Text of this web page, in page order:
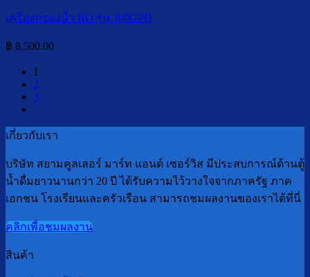
เครื่องกรองน้ำ RO รุ่น 400GPD
฿ 8,500.00
1
2
3
เกี่ยวกับเรา
บริษัท สยามคูลเลอร์ มาร์ท แอนด์ เซอร์วิส มีประสบการณ์ด้านตู้
น้ำดื่มยาวนานกว่า 20 ปี ได้รับความไว้วางใจจากภาครัฐ ภาค
เอกชน โรงเรียนและครัวเรือน สามารถชมผลงานของเราได้ที่นี่
คลิกเพื่อชมผลงาน
สินค้า